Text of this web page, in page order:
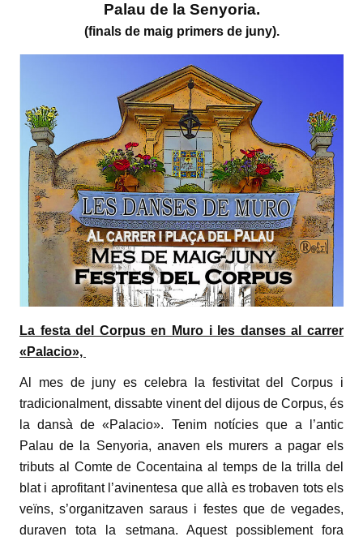
Palau de la Senyoria.
(finals de maig primers de juny).
La festa del Corpus en Muro i les danses al carrer
«Palacio»,
Al mes de juny es celebra la festivitat del Corpus i
tradicionalment, dissabte vinent del dijous de Corpus, és
la dansà de «Palacio». Tenim notícies que a l’antic
Palau de la Senyoria, anaven els murers a pagar els
tributs al Comte de Cocentaina al temps de la trilla del
blat i aprofitant l’avinentesa que allà es trobaven tots els
veïns, s’organitzaven saraus i festes que de vegades,
duraven tota la setmana. Aquest possiblement fora